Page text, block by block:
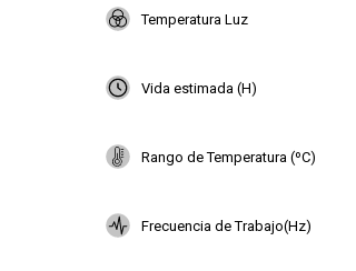
Temperatura Luz
Vida estimada (H)
Rango de Temperatura (ºC)
Frecuencia de Trabajo(Hz)